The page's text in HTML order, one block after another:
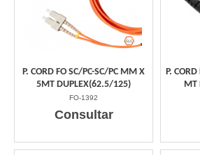
P. CORD FO SC/PC-SC/PC MM X
5MT DUPLEX(62.5/125)
FO-1392
Consultar
P.
MT